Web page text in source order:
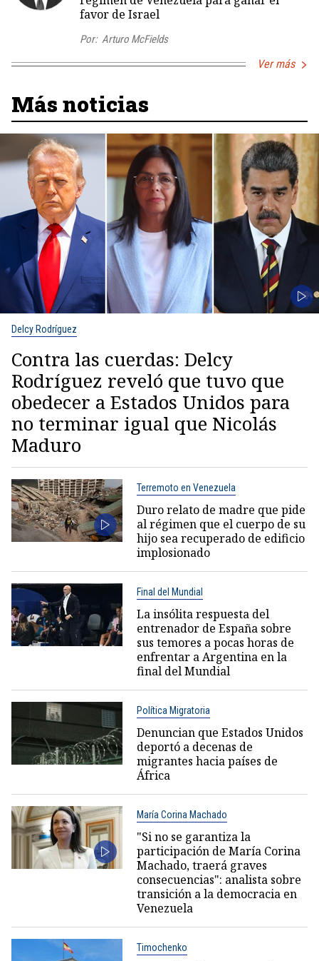
favor de Israel
Por: Arturo McFields
Ver más
Más noticias
Delcy Rodríguez
Contra las cuerdas: Delcy
Rodríguez reveló que tuvo que
obedecer a Estados Unidos para
no terminar igual que Nicolás
Maduro
Terremoto en Venezuela
Duro relato de madre que pide
al régimen que el cuerpo de su
hijo sea recuperado de edificio
implosionado
Final del Mundial
La insólita respuesta del
entrenador de España sobre
sus temores a pocas horas de
enfrentar a Argentina en la
final del Mundial
Política Migratoria
Denuncian que Estados Unidos
deportó a decenas de
migrantes hacia países de
África
María Corina Machado
"Si no se garantiza la
participación de María Corina
Machado, traerá graves
consecuencias": analista sobre
transición a la democracia en
Venezuela
Timochenko